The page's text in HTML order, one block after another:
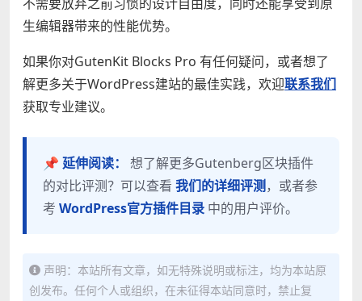
生编辑器带来的性能优势。
如果你对GutenKit Blocks Pro 有任何疑问，或者想了
解更多关于WordPress建站的最佳实践，欢迎联系我们
获取专业建议。
📌 延伸阅读：
想了解更多Gutenberg区块插件
的对比评测？可以查看 我们的详细评测 ，或者参
考 WordPress官方插件目录 中的用户评价。
声明：本站所有文章，如无特殊说明或标注，均为本站原
创发布。任何个人或组织，在未征得本站同意时，禁止复